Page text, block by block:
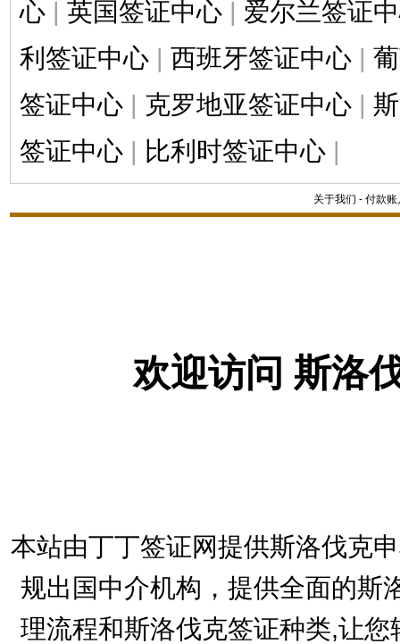
心 | 英国签证中心 | 爱尔兰签证
利签证中心 | 西班牙签证中心 |
签证中心 | 克罗地亚签证中心 |
签证中心 | 比利时签证中心 |
关于我们 - 付款账
欢迎访问 斯洛
本站由丁丁签证网提供斯洛伐克
规出国中介机构，提供全面的斯
理流程和斯洛伐克签证种类,让